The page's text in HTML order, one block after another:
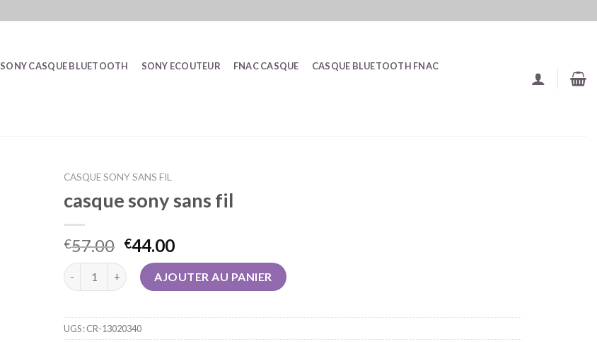
SONY CASQUE BLUETOOTH SONY ECOUTEUR FNAC CASQUE CASQUE BLUETOOTH FNAC
CASQUE SONY SANS FIL
casque sony sans fil
€57.00 €44.00
quantité de casque sony sans filAJOUTER AU PANIER
UGS :CR-13020340